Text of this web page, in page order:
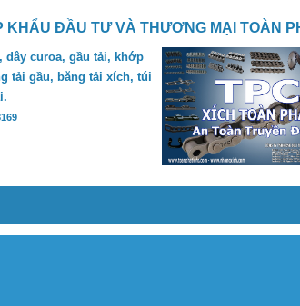
KHẨU ĐẦU TƯ VÀ THƯƠNG MẠI TOÀN
dây curoa, gầu tải, khớp
tải gầu, băng tải xích, túi